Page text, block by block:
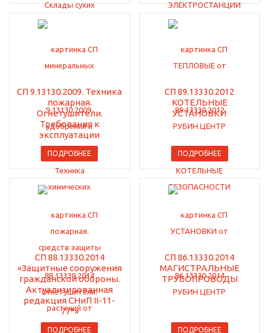
СП 9.13130.2009. Техника
пожарная.
Огнетушители.
Требования к
эксплуатации
ПОДРОБНЕЕ
СП 89.13330.2012
КОТЕЛЬНЫЕ
УСТАНОВКИ
ПОДРОБНЕЕ
СП 88.13330.2014
«Защитные сооружения
гражданской обороны.
Актуализированная
редакция СНиП II-11-
77*»
ПОДРОБНЕЕ
СП 86.13330.2014
МАГИСТРАЛЬНЫЕ
ТРУБОПРОВОДЫ
ПОДРОБНЕЕ